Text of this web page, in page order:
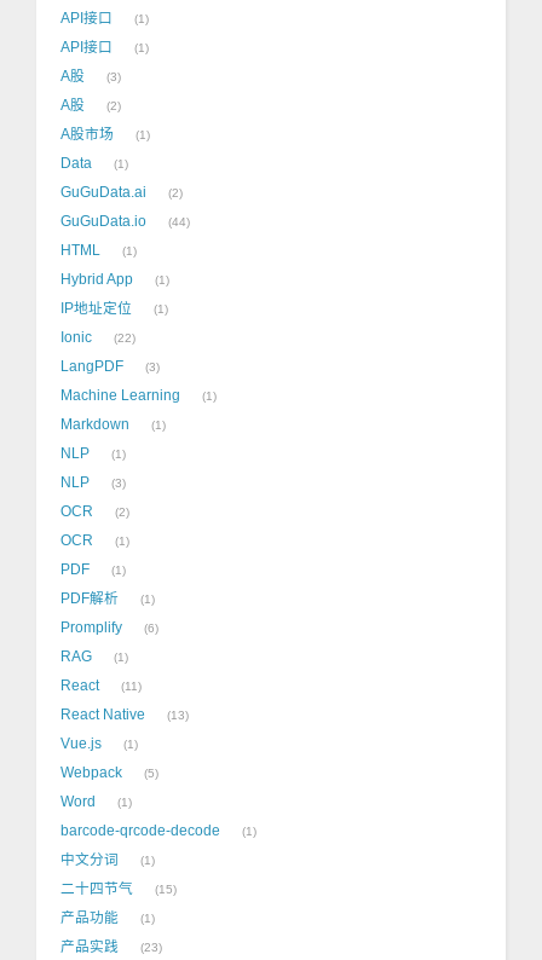
API接口 1
API接口 1
A股 3
A股 2
A股市场 1
Data 1
GuGuData.ai 2
GuGuData.io 44
HTML 1
Hybrid App 1
IP地址定位 1
Ionic 22
LangPDF 3
Machine Learning 1
Markdown 1
NLP 1
NLP 3
OCR 2
OCR 1
PDF 1
PDF解析 1
Promplify 6
RAG 1
React 11
React Native 13
Vue.js 1
Webpack 5
Word 1
barcode-qrcode-decode 1
中文分词 1
二十四节气 15
产品功能 1
产品实践 23